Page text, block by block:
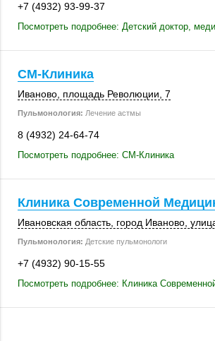
+7 (4932) 93-99-37
Посмотреть подробнее: Детский доктор,
СМ-Клиника
Иваново , площадь Революции, 7
Пульмонология: Лечение астмы
8 (4932) 24-64-74
Посмотреть подробнее: СМ-Клиника
Клиника Современной
Ивановская область город Иваново
Пульмонология: Детские пульмонологи
+7 (4932) 90-15-55
Посмотреть подробнее: Клиника